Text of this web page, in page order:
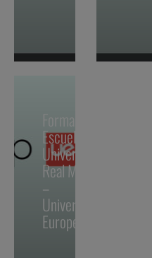
Formación |
Escuela
Universitaria
Real Madrid
–
Universidad
Europea